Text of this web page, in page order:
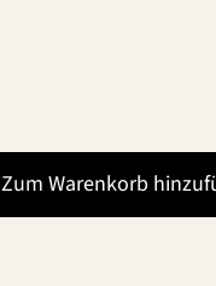
Zum Warenkorb